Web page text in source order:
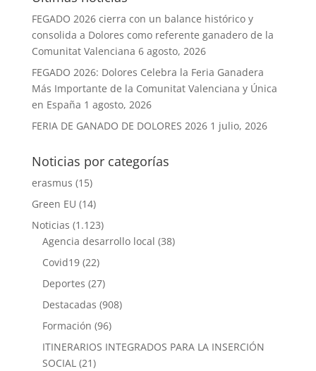
FEGADO 2026 cierra con un balance histórico y
consolida a Dolores como referente ganadero de la
Comunitat Valenciana 6 agosto, 2026
FEGADO 2026: Dolores Celebra la Feria Ganadera
Más Importante de la Comunitat Valenciana y Única
en España 1 agosto, 2026
FERIA DE GANADO DE DOLORES 2026 1 julio, 2026
Noticias por categorías
erasmus (15)
Green EU (14)
Noticias (1.123)
Agencia desarrollo local (38)
Covid19(22)
Deportes (27)
Destacadas (908)
Formación (96)
ITINERARIOS INTEGRADOS PARA LA INSERCIÓN
SOCIAL(21)